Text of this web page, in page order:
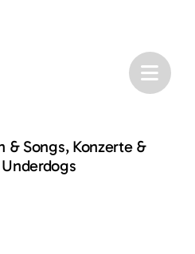
& Songs, Konzerte &